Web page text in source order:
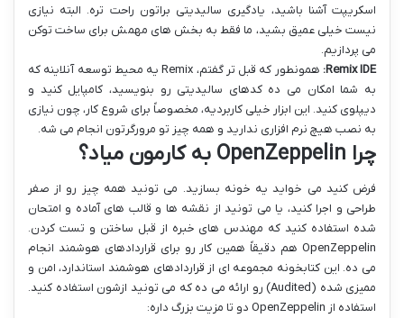
اسکریپت آشنا باشید، یادگیری سالیدیتی براتون راحت تره. البته نیازی
نیست خیلی عمیق بشید، ما فقط به بخش های مهمش برای ساخت توکن
می پردازیم.
Remix IDE:
همونطور که قبل تر گفتم، Remix یه محیط توسعه آنلاینه که
به شما امکان می ده کدهای سالیدیتی رو بنویسید، کامپایل کنید و
دیپلوی کنید. این ابزار خیلی کاربردیه، مخصوصاً برای شروع کار، چون نیازی
به نصب هیچ نرم افزاری ندارید و همه چیز تو مرورگرتون انجام می شه.
چرا OpenZeppelin به کارمون میاد؟
فرض کنید می خواید یه خونه بسازید. می تونید همه چیز رو از صفر
طراحی و اجرا کنید، یا می تونید از نقشه ها و قالب های آماده و امتحان
شده استفاده کنید که مهندس های خبره از قبل ساختن و تست کردن.
OpenZeppelin هم دقیقاً همین کار رو برای قراردادهای هوشمند انجام
می ده. این کتابخونه مجموعه ای از قراردادهای هوشمند استاندارد، امن و
ممیزی شده (Audited) رو ارائه می ده که می تونید ازشون استفاده کنید.
استفاده از OpenZeppelin دو تا مزیت بزرگ داره: